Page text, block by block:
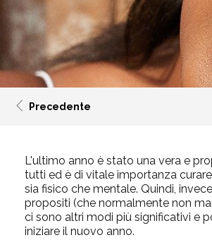
Precedente
L'ultimo anno è stato una vera e
tutti ed è di vitale importanza
sia fisico che mentale. Quindi,
propositi (che normalmente non
ci sono altri modi più significativi e
iniziare il nuovo anno.